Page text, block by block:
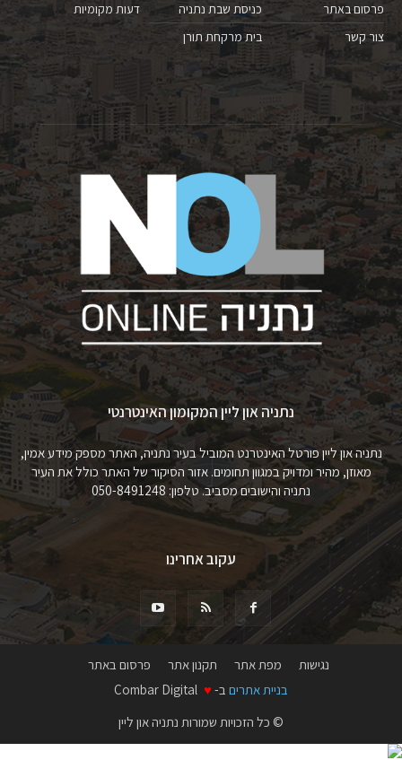
פרסום באתר
צור קשר
כניסת שבת נתניה
בית מרקחת תורן
דעות מקומיות
נתניה און ליין המקומון האינטרנטי
נתניה און ליין פורטל האינטרנט המוביל בעיר נתניה, האתר מספק מידע אמין,
מאוזן, מהיר ומדויק במגוון תחומים. אזור הסיקור של האתר כולל את העיר
נתניה והישובים מסביב. טלפון: 050-8491248
עקוב אחרינו
נגישות מפת אתר תקנון אתר
פרסום באתר
בניית אתרים ב- ♥
© כל הזכויות שמורות נתניה און ליין